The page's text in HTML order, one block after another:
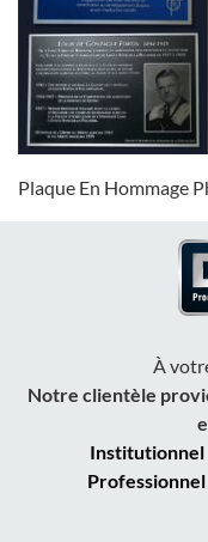
Plaque En Hommage
À
Notre clientèle
Institutionnel
Professionnel